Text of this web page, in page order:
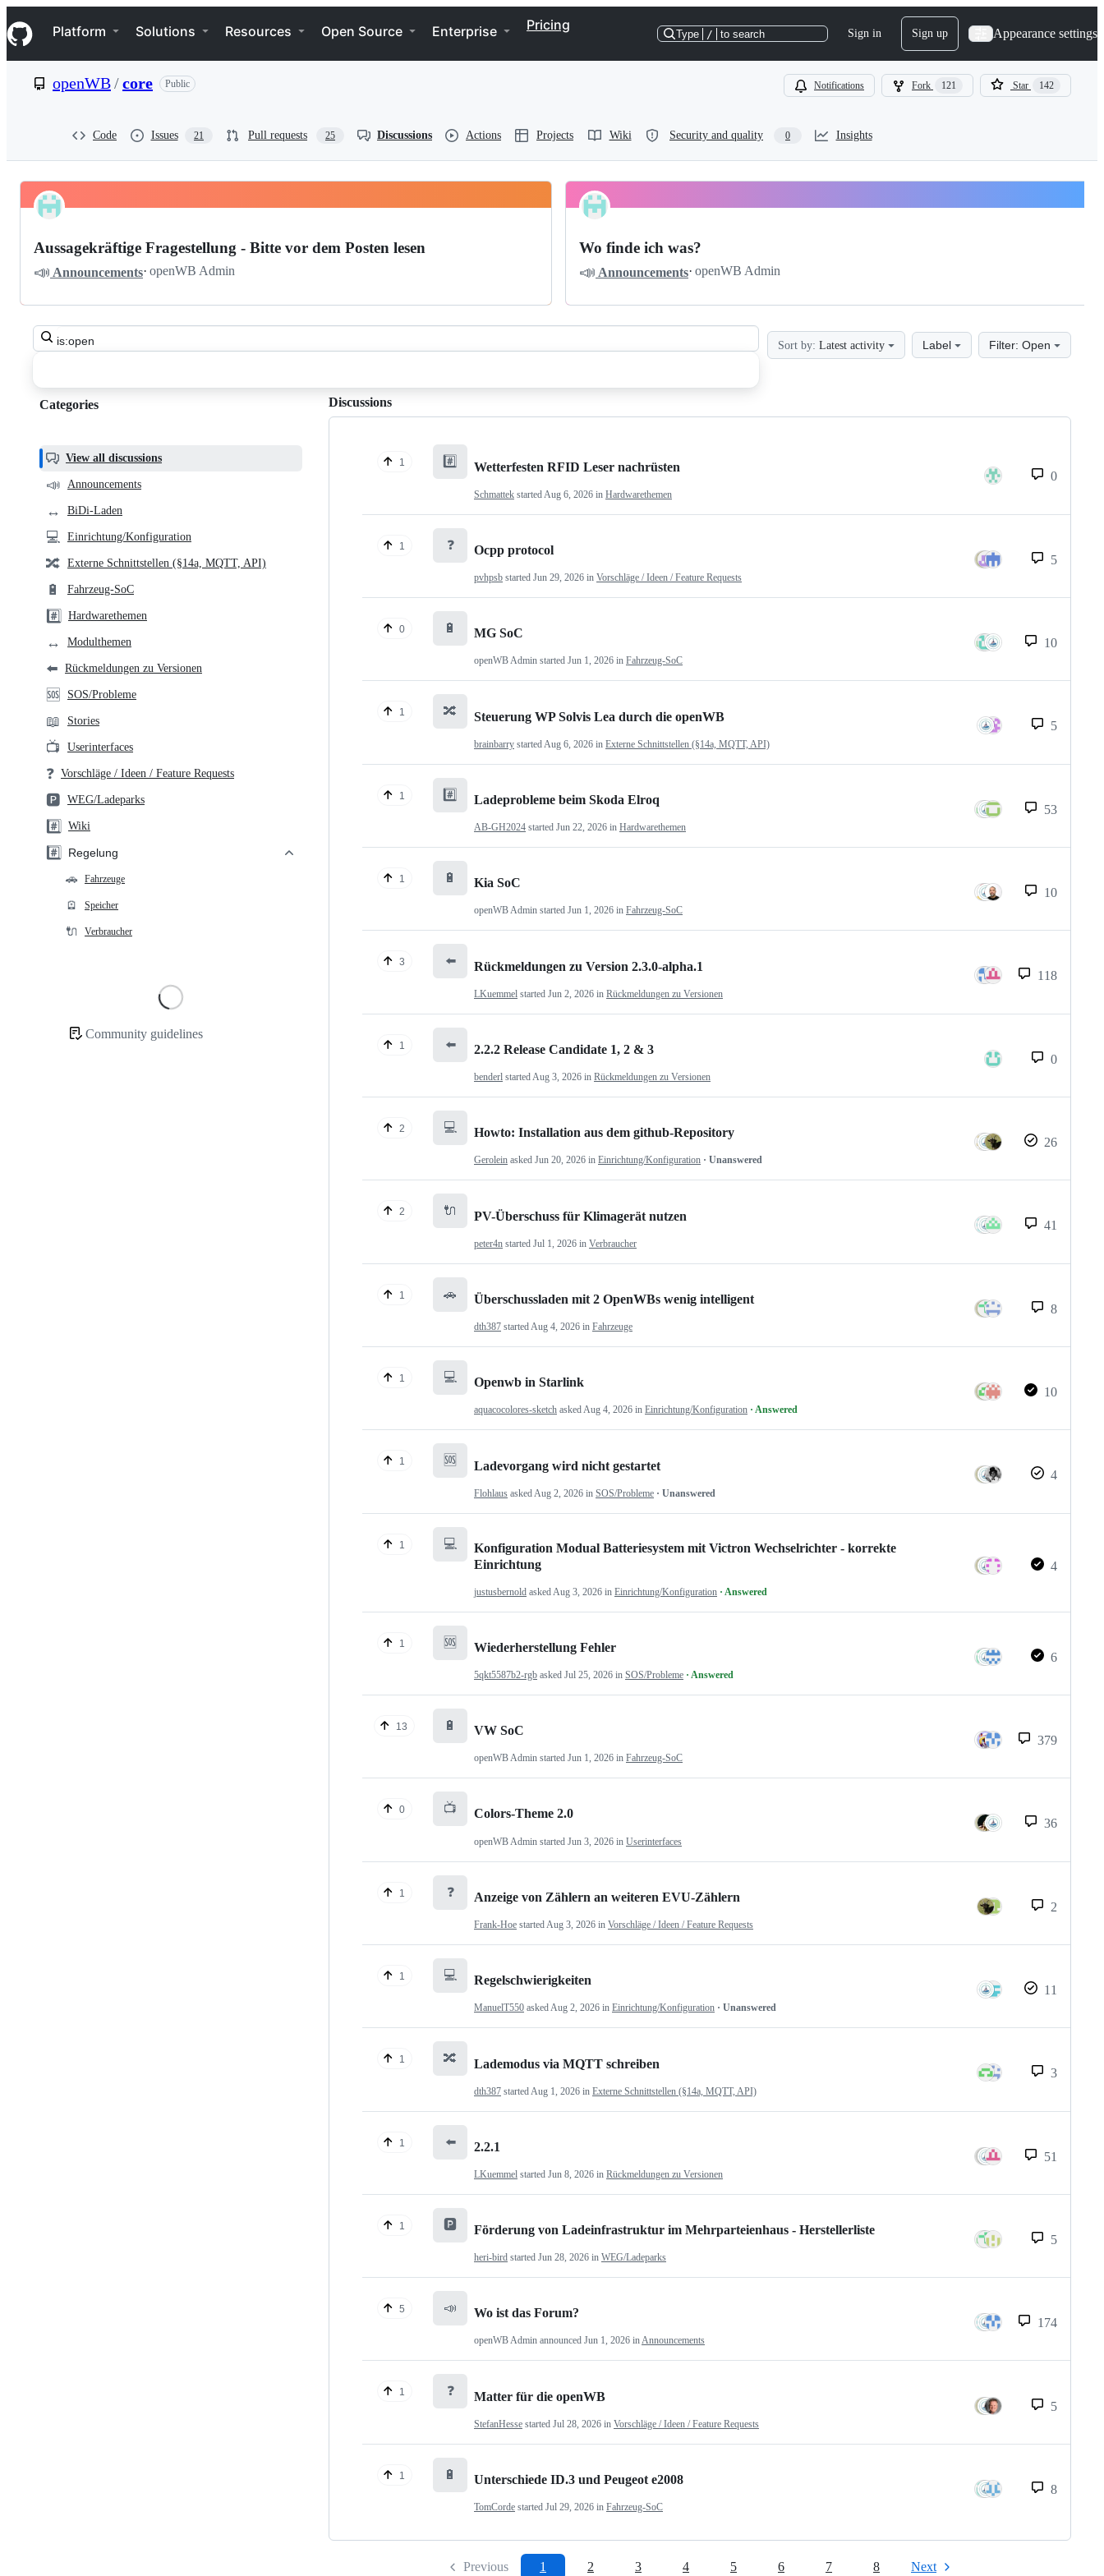
k
i
p
e
Navigation Menu
Platform Solutions Resources Open Source Enterprise Pricing
Type / to search Sign in Sign up Appearance settings
openWB/core Public Notifications Fork 121 Star 142
Code Issues 21 Pull requests 25 Discussions Actions Projects Wiki Security and quality 0 Insights
openWB
core
Discussions
Pinned
Aussagekräftige Fragestellung - Bitte vor dem Posten lesen
📣 Announcements· openWB Admin
Wo finde ich was?
📣 Announcements· openWB Admin
Search
all
Sort by: Latest activity Label Filter: Open
Categories,
helpful,
and
links
Categories
View all discussions
📣 Announcements
↔️ BiDi-Laden
💻 Einrichtung/Konfiguration
🔀 Externe Schnittstellen (§14a, MQTT, API)
🔋 Fahrzeug-SoC
#️⃣ Hardwarethemen
↔️ Modulthemen
⬅️ Rückmeldungen zu Versionen
🆘 SOS/Probleme
📖 Stories
📺 Userinterfaces
❓ Vorschläge / Ideen / Feature Requests
🅿️ WEG/Ladeparks
#️⃣ Wiki
#️⃣
Regelung
🚗
Fahrzeuge
🪫 Speicher
🔌 Verbraucher
Community guidelines
Discussions
1 #️⃣ Wetterfesten RFID Leser nachrüsten
Schmattek started Aug 6, 2026 in Hardwarethemen
0
1 ❓ Ocpp protocol
pvhpsb started Jun 29, 2026 in Vorschläge / Ideen / Feature Requests
5
0 🔋 MG SoC
openWB Admin started Jun 1, 2026 in Fahrzeug-SoC
10
1 🔀 Steuerung WP Solvis Lea durch die openWB
brainbarry started Aug 6, 2026 in Externe Schnittstellen (§14a, MQTT, API)
5
1 #️⃣ Ladeprobleme beim Skoda Elroq
AB-GH2024 started Jun 22, 2026 in Hardwarethemen
53
1 🔋 Kia SoC
openWB Admin started Jun 1, 2026 in Fahrzeug-SoC
10
3 ⬅️ Rückmeldungen zu Version 2.3.0-alpha.1
LKuemmel started Jun 2, 2026 in Rückmeldungen zu Versionen
118
1 ⬅️ 2.2.2 Release Candidate 1, 2 & 3
benderl startedAug 3, 2026 in Rückmeldungen zu Versionen
0
2 💻 Howto: Installation aus dem github-Repository
Gerolein asked Jun 20, 2026 in Einrichtung/Konfiguration · Unanswered
26
2 🔌 PV-Überschuss für Klimagerät nutzen
peter4n started Jul 1, 2026 in Verbraucher
41
1 🚗 Überschussladen mit 2 OpenWBs wenig intelligent
dth387 startedAug 4, 2026 in Fahrzeuge
8
1 💻 Openwb in Starlink
aquacocolores-sketch askedAug 4, 2026 in Einrichtung/Konfiguration · Answered
10
1 🆘 Ladevorgang wird nicht gestartet
Flohlaus asked Aug 2, 2026 in SOS/Probleme · Unanswered
4
1 💻
Konfiguration Modual Batteriesystem mit Victron Wechselrichter - korrekte
Einrichtung
justusbernold asked Aug 3, 2026 in Einrichtung/Konfiguration · Answered
4
1 🆘 Wiederherstellung Fehler
5qkt5587b2-rgb asked Jul 25, 2026 in SOS/Probleme · Answered
6
13 🔋 VW SoC
openWB Admin started Jun 1, 2026 in Fahrzeug-SoC
379
0 📺 Colors-Theme 2.0
openWB Admin started Jun 3, 2026 in Userinterfaces
36
1 ❓ Anzeige von Zählern an weiteren EVU-Zählern
Frank-Hoe startedAug 3, 2026 in Vorschläge / Ideen / Feature Requests
2
1 💻 Regelschwierigkeiten
ManuelT550 askedAug 2, 2026 in Einrichtung/Konfiguration · Unanswered
11
1 🔀 Lademodus via MQTT schreiben
dth387 started Aug 1, 2026 in Externe Schnittstellen (§14a, MQTT, API)
3
1 ⬅️ 2.2.1
LKuemmel started Jun 8, 2026 in Rückmeldungen zu Versionen
51
1 🅿️ Förderung von Ladeinfrastruktur im Mehrparteienhaus - Herstellerliste
heri-bird started Jun 28, 2026 in WEG/Ladeparks
5
5 📣 Wo ist das Forum?
openWB Admin announced Jun 1, 2026 inAnnouncements
174
1 ❓ Matter für die openWB
StefanHesse started Jul 28, 2026 in Vorschläge / Ideen / Feature Requests
5
1 🔋 Unterschiede ID.3 und Peugeot e2008
TomCorde started Jul 29, 2026 in Fahrzeug-SoC
8
Previous 1 2 3 4 5 6 7 8 Next